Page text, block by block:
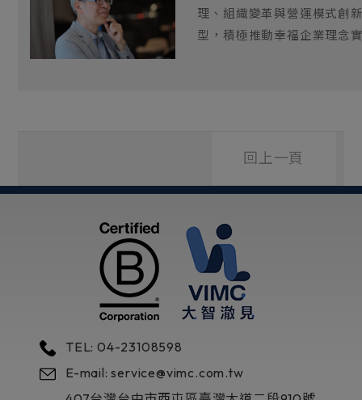
理、組織變革與營運模式創
型，積極推動幸福企業理念
回上一頁
TEL: 04-23108598
E-mail: service@vimc.com.tw